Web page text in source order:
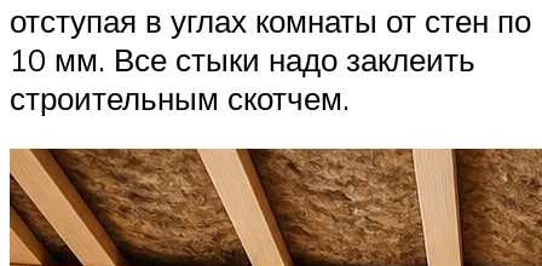
отступая в углах комнаты от стен по
10 мм. Все стыки надо заклеить
строительным скотчем.